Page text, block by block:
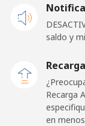
Cayman
Celular
Central
saldo y
Recarga
en